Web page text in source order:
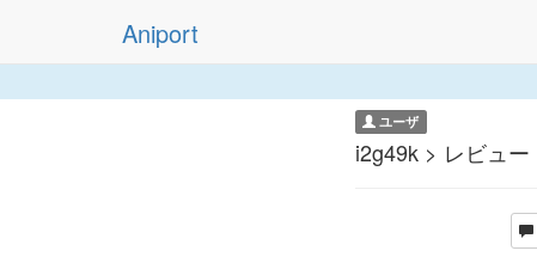
Aniport
ユーザ
i2g49k > レビュー